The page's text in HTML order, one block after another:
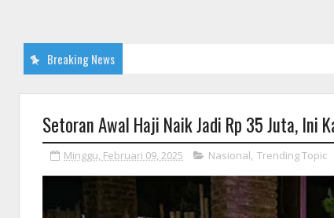
Breaking News
Setoran Awal Haji Naik Jadi Rp 35 Juta, Ini
Minggu, Februari 09, 2025 Nasional, Trending Topic